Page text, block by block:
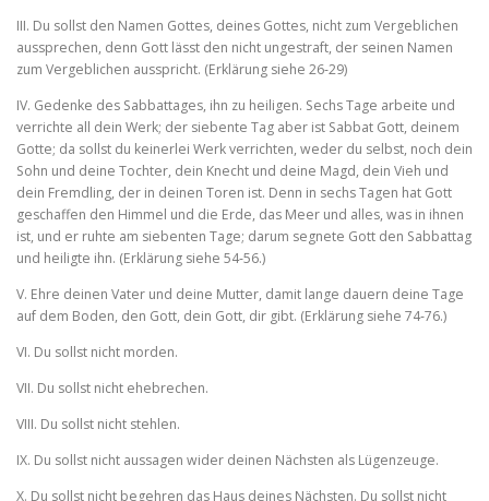
III. Du sollst den Namen Gottes, deines Gottes, nicht zum Vergeblichen
aussprechen, denn Gott lässt den nicht ungestraft, der seinen Namen
zum Vergeblichen ausspricht. (Erklärung siehe 26‑29)
IV. Gedenke des Sabbattages, ihn zu heiligen. Sechs Tage arbeite und
verrichte all dein Werk; der siebente Tag aber ist Sabbat Gott, deinem
Gotte; da sollst du keinerlei Werk verrichten, weder du selbst, noch dein
Sohn und deine Tochter, dein Knecht und deine Magd, dein Vieh und
dein Fremdling, der in deinen Toren ist. Denn in sechs Tagen hat Gott
geschaffen den Himmel und die Erde, das Meer und alles, was in ihnen
ist, und er ruhte am siebenten Tage; darum segnete Gott den Sabbattag
und heiligte ihn. (Erklärung siehe 54‑56.)
V. Ehre deinen Vater und deine Mutter, damit lange dauern deine Tage
auf dem Boden, den Gott, dein Gott, dir gibt. (Erklärung siehe 74‑76.)
VI. Du sollst nicht morden.
VII. Du sollst nicht ehebrechen.
VIII. Du sollst nicht stehlen.
IX. Du sollst nicht aussagen wider deinen Nächsten als Lügenzeu­ge.
X. Du sollst nicht begehren das Haus deines Nächsten. Du sollst nicht